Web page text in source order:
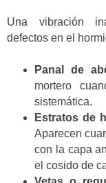
Una vibración
defectos en el
Panal de
mortero
sistemática.
Estratos de
Aparecen
con la capa
el cosido de